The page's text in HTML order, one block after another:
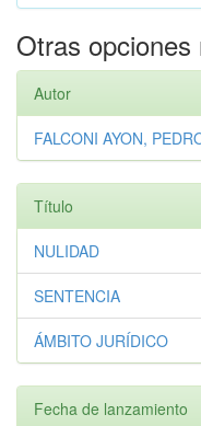
Otras opciones
Autor
FALCONI AYON,
Título
NULIDAD
SENTENCIA
ÁMBITO JURÍDICO
Fecha de lanzamiento